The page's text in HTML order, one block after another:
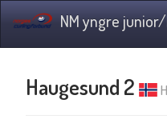
NM yngre
Haugesund 2